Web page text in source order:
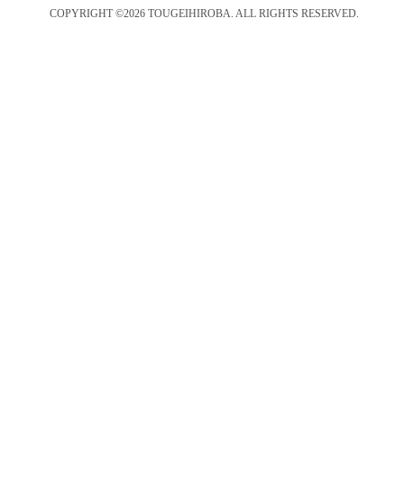
COPYRIGHT ©2026 TOUGEIHIROBA. ALL RIGHTS RESERVED.